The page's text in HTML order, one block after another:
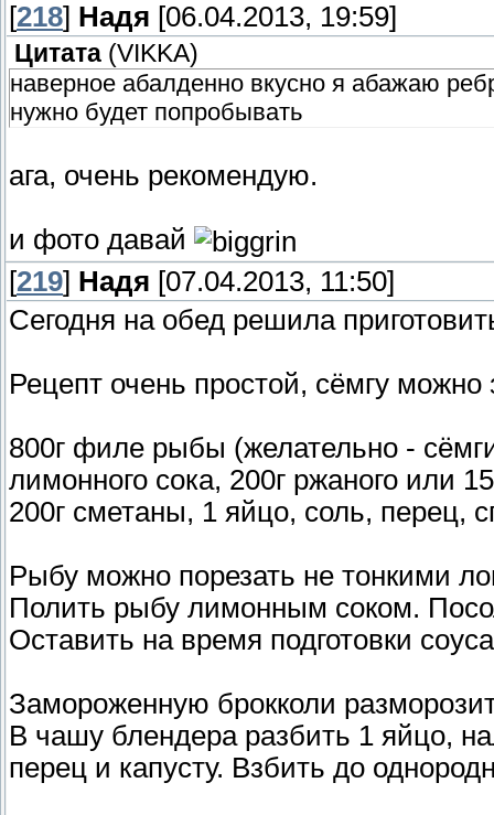
[218] Надя [06.04.2013, 19:59]
Цитата (VIKKA)
наверное абалденно вкусно я абажаю
нужно будет попробывать
ага, очень рекомендую.
и фото давай
[219] Надя [07.04.2013, 11:50]
Сегодня на обед решила
Рецепт очень простой, сёмгу
800г филе рыбы (желательно -
лимонного сока, 200г ржаного или
200г сметаны, 1 яйцо, соль, перец,
Рыбу можно порезать не тонкими
Полить рыбу лимонным соком.
Оставить на время подготовки
Замороженную брокколи
В чашу блендера разбить 1 яйцо,
перец и капусту. Взбить до